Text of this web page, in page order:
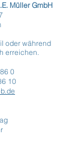
Müller GmbH
oder während
erreichen.
0
10